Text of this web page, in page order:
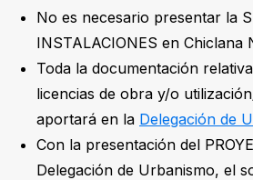
No es necesario presentar la
INSTALACIONES en Chiclana
Toda la documentación
licencias de obra y/o
aportará en la Delegación de
Con la presentación del
Delegación de Urbanismo, el